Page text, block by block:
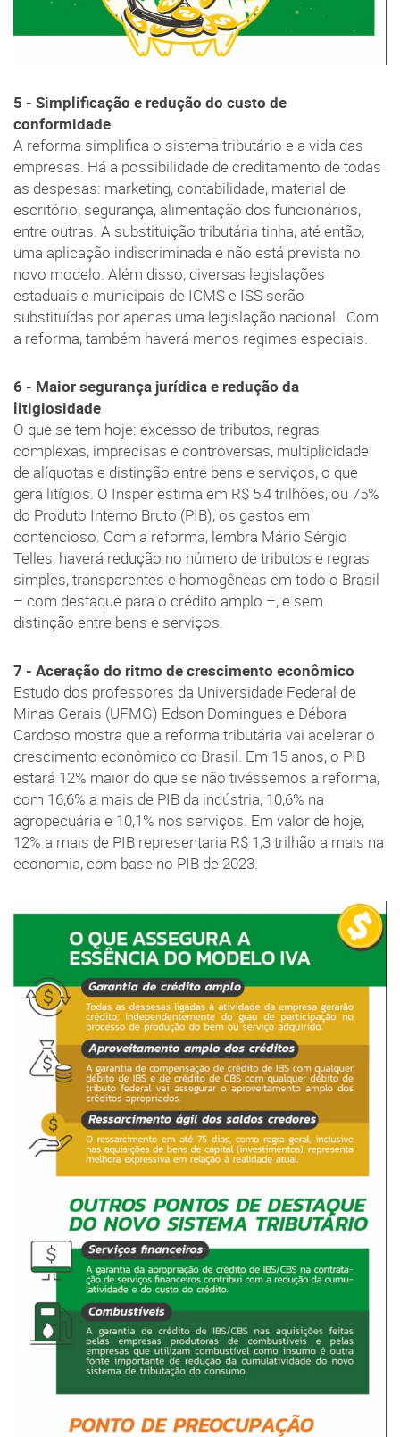
5 - Simplificação e redução do custo de
conformidade
A reforma simplifica o sistema tributário e a vida das
empresas. Há a possibilidade de creditamento de todas
as despesas: marketing, contabilidade, material de
escritório, segurança, alimentação dos funcionários,
entre outras. A substituição tributária tinha, até então,
uma aplicação indiscriminada e não está prevista no
novo modelo. Além disso, diversas legislações
estaduais e municipais de ICMS e ISS serão
substituídas por apenas uma legislação nacional. Com
a reforma, também haverá menos regimes especiais.
6 - Maior segurança jurídica e redução da
litigiosidade
O que se tem hoje: excesso de tributos, regras
complexas, imprecisas e controversas, multiplicidade
de alíquotas e distinção entre bens e serviços, o que
gera litígios. O Insper estima em R$ 5,4 trilhões, ou 75%
do Produto Interno Bruto (PIB), os gastos em
contencioso. Com a reforma, lembra Mário Sérgio
Telles, haverá redução no número de tributos e regras
simples, transparentes e homogêneas em todo o Brasil
– com destaque para o crédito amplo –, e sem
distinção entre bens e serviços.
7 - Aceração do ritmo de crescimento econômico
Estudo dos professores da Universidade Federal de
Minas Gerais (UFMG) Edson Domingues e Débora
Cardoso mostra que a reforma tributária vai acelerar o
crescimento econômico do Brasil. Em 15 anos, o PIB
estará 12% maior do que se não tivéssemos a reforma,
com 16,6% a mais de PIB da indústria, 10,6% na
agropecuária e 10,1% nos serviços. Em valor de hoje,
12% a mais de PIB representaria R$ 1,3 trilhão a mais na
economia, com base no PIB de 2023.